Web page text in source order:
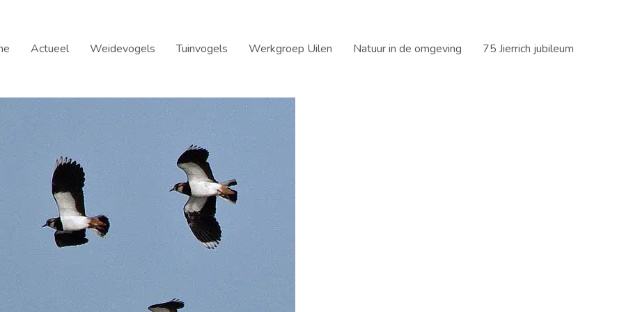
Actueel Weidevogels Tuinvogels Werkgroep Uilen Natuur in de omgeving 75 Jierrich jubileum